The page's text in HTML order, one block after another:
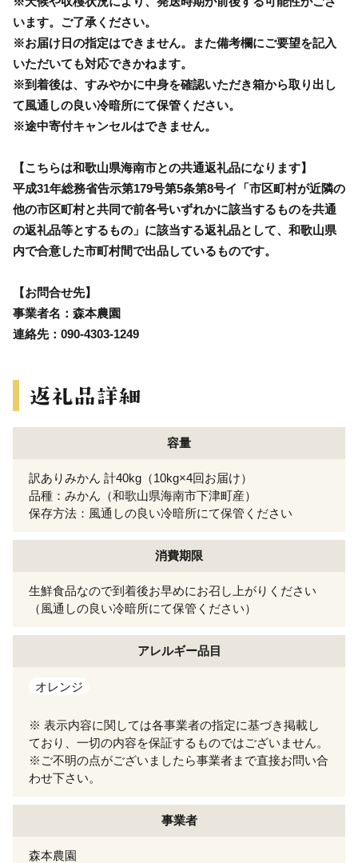
います。ご了承ください。
※お届け日の指定はできません。また備考欄にご要望を記入
いただいても対応できかねます。
※到着後は、すみやかに中身を確認いただき箱から取り出し
て風通しの良い冷暗所にて保管ください。
※途中寄付キャンセルはできません。
【こちらは和歌山県海南市との共通返礼品になります】
平成31年総務省告示第179号第5条第8号イ「市区町村が近隣の
他の市区町村と共同で前各号いずれかに該当するものを共通
の返礼品等とするもの」に該当する返礼品として、和歌山県
内で合意した市町村間で出品しているものです。
【お問合せ先】
事業者名：森本農園
連絡先：090-4303-1249
容量
訳ありみかん 計40kg（10kg×4回お届け）
品種：みかん（和歌山県海南市下津町産）
保存方法：風通しの良い冷暗所にて保管ください
消費期限
生鮮食品なので到着後お早めにお召し上がりください
（風通しの良い冷暗所にて保管ください）
アレルギー品目
オレンジ
※ 表示内容に関しては各事業者の指定に基づき掲載し
ており、一切の内容を保証するものではございません。
※ご不明の点がございましたら事業者まで直接お問い合
わせ下さい。
事業者
森本農園